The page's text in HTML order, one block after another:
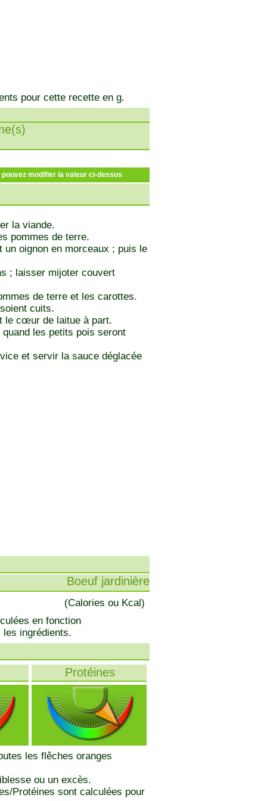
pour cette recette en g.
modifier la valeur ci-dessus
la viande.
pommes de terre.
oignon en morceaux ; puis le
; laisser mijoter couvert
de terre et les carottes.
cuits.
le cœur de laitue à part.
les petits pois seront
et servir la sauce déglacée
Boeuf jardinière
(Calories ou Kcal)
en fonction
les ingrédients.
Protéines
les flêches oranges
ou un excès.
Protéines sont calculées pour